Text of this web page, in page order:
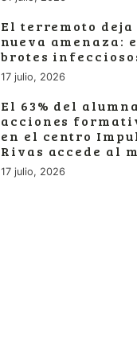
El terremoto deja
nueva amenaza:
brotes
17 julio, 2026
El 63% del
acciones
en el centro
Rivas accede al
17 julio, 2026